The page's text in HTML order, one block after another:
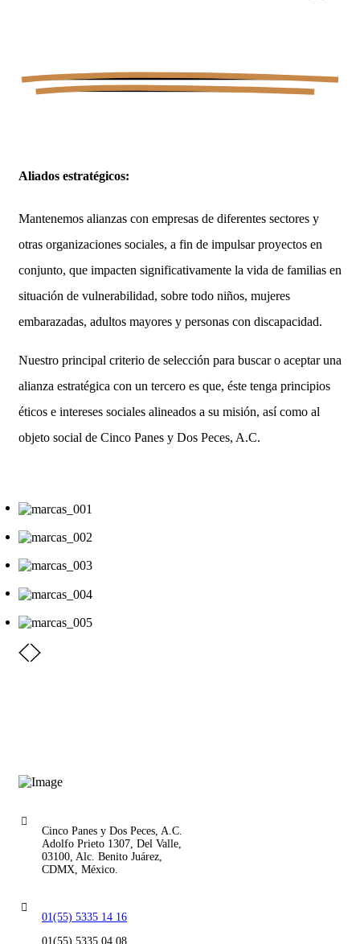
Aliados estratégicos:
Mantenemos alianzas con empresas de diferentes sectores y
otras organizaciones sociales, a fin de impulsar proyectos en
conjunto, que impacten significativamente la vida de familias en
situación de vulnerabilidad, sobre todo niños, mujeres
embarazadas, adultos mayores y personas con discapacidad.
Nuestro principal criterio de selección para buscar o aceptar una
alianza estratégica con un tercero es que, éste tenga principios
éticos e intereses sociales alineados a su misión, así como al
objeto social de Cinco Panes y Dos Peces, A.C.
Cinco Panes y Dos Peces, A.C.
Adolfo Prieto 1307, Del Valle,
03100, Alc. Benito Juárez,
CDMX, México.
01(55) 5335 14 16
01(55) 5335 04 08